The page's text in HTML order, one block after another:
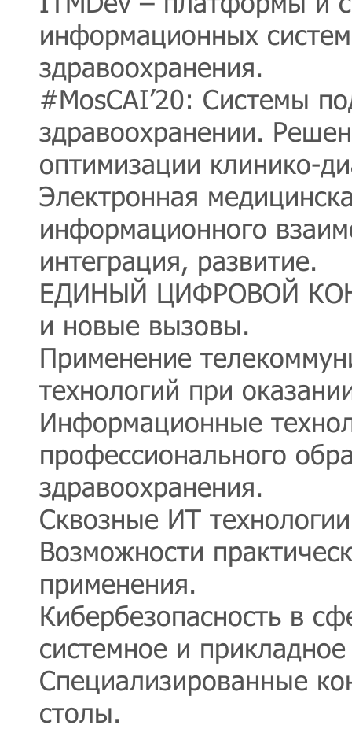
информационных
здравоохранения.
#MosCAI’20: Системы
здравоохранении.
оптимизации клинико-
Электронная
информационного
интеграция, развитие.
ЕДИНЫЙ ЦИФРОВОЙ
и новые вызовы.
Применение
технологий при
Информационные
профессионального
здравоохранения.
Сквозные ИТ
Возможности
применения.
Кибербезопасность в
системное и
Специализированные
столы.